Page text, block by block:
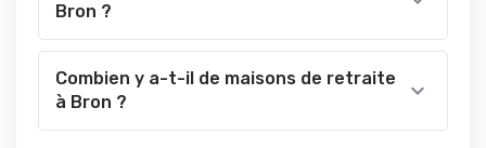
Bron ?
Combien y a-t-il de maisons de retraite
à Bron ?